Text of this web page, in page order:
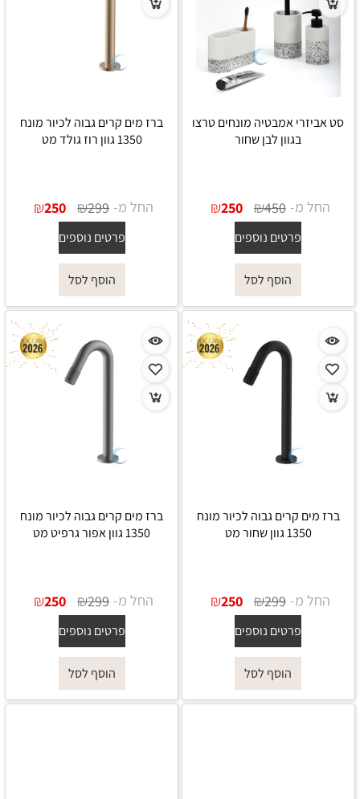
סט אביזרי אמבטיה מונחים טרצו
בגוון לבן שחור
החל מ- ₪450
₪250
פרטים נוספים
הוסף לסל
ברז מים קרים גבוה לכיור מונח
1350 גוון רוז גולד מט
החל מ- ₪299
₪250
פרטים נוספים
הוסף לסל
ברז מים קרים גבוה לכיור מונח
1350 גוון שחור מט
החל מ- ₪299
₪250
פרטים נוספים
הוסף לסל
ברז מים קרים גבוה לכיור מונח
1350 גוון אפור גרפיט מט
החל מ- ₪299
₪250
פרטים נוספים
הוסף לסל